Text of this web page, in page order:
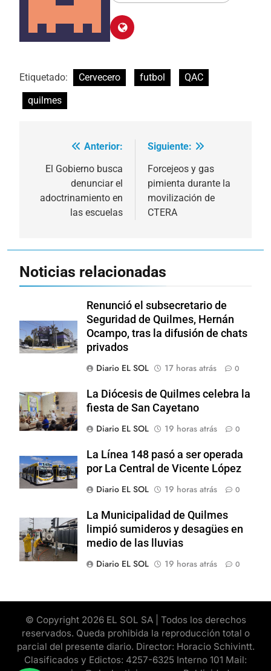
Etiquetado: Cervecero futbol
QAC
quilmes
Navegación
de
entradas
Anterior:
El Gobierno busca
denunciar el
adoctrinamiento en
las escuelas
Siguiente:
Forcejeos y gas
pimienta durante la
movilización de
CTERA
Noticias relacionadas
Renunció el subsecretario de
Seguridad de Quilmes, Hernán
Ocampo, tras la difusión de chats
privados
Diario EL SOL
17 horas atrás 0
La Diócesis de Quilmes celebra la
fiesta de San Cayetano
Diario EL SOL
19 horas atrás 0
La Línea 148 pasó a ser operada
por La Central de Vicente López
Diario EL SOL
19 horas atrás 0
La Municipalidad de Quilmes
limpió sumideros y desagües en
medio de las lluvias
Diario EL SOL
19 horas atrás 0
© Copyright 2026 EL SOL SA | Todos los derechos
reservados. Queda prohibida la reproducción total o
parcial del presente diario. Director: Horacio Schivintt.
Clasificados y Edictos: 4257-6325 Interno 101 Mail: